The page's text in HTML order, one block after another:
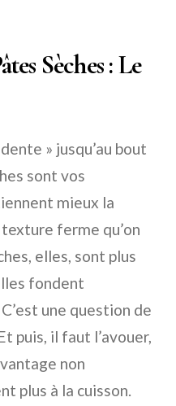
Sèches : Le
» jusqu’au bout
sont vos
mieux la
ferme qu’on
elles, sont plus
fondent
une question de
puis, il faut l’avouer,
non
plus à la cuisson.